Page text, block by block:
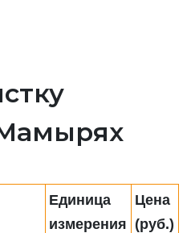
Единица
измерения
Цена
(руб.)